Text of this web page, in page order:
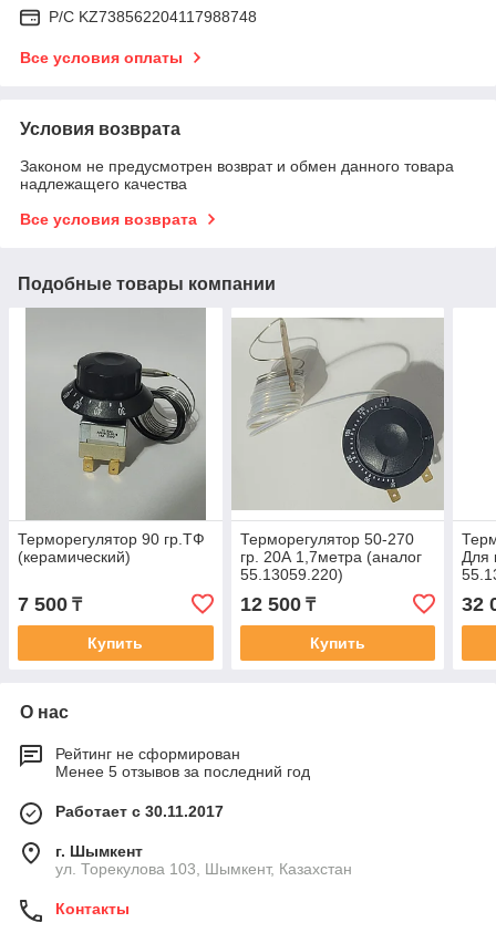
Р/C KZ738562204117988748
Все условия оплаты
Условия возврата
Законом не предусмотрен возврат и обмен данного товара
надлежащего качества
Все условия возврата
Подобные товары компании
Терморегулятор 90 гр.ТФ
(керамический)
7 500 ₸
Купить
Терморегулятор 50-270
гр. 20А 1,7метра (аналог
55.13059.220)
12 500₸
Купить
Для
32
О нас
Рейтинг не сформирован
Менее 5 отзывов за последний год
Работает с 30.11.2017
г. Шымкент
ул. Торекулова 103, Шымкент, Казахстан
Контакты